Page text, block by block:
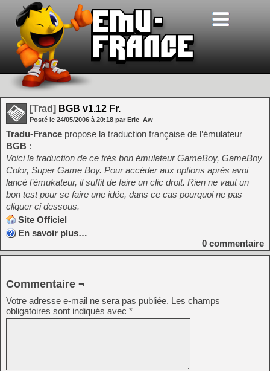
[Trad] BGB v1.12 Fr.
Posté le 24/05/2006 à 20:18 par Eric_Aw
Tradu-France propose la traduction française de l’émulateur
BGB :
Voici la traduction de ce très bon émulateur GameBoy, GameBoy
Color, Super Game Boy. Pour accèder aux options après avoi
lancé l’émukateur, il suffit de faire un clic droit. Rien ne vaut un
bon test pour se faire une idée, dans ce cas pourquoi ne pas
cliquer ci dessous.
Site Officiel
En savoir plus…
0 commentaire
Commentaire ¬
Votre adresse e-mail ne sera pas publiée. Les champs
obligatoires sont indiqués avec *